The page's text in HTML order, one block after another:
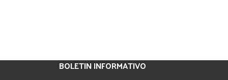
BOLETIN INFORMATIVO